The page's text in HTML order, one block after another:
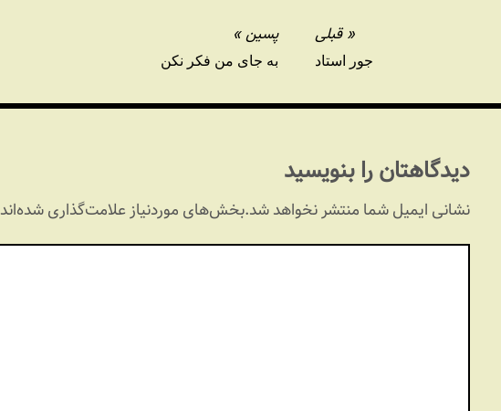
قبلی
جور استاد
پسین
به جای من فکر نکن
دیدگاهتان را بنویسید
نشانی ایمیل شما منتشر نخواهد شد.بخش‌های موردنیاز علامت‌گذاری شده‌اند